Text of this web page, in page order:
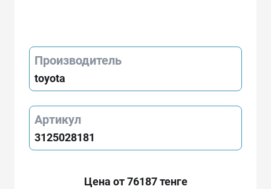
Производитель
toyota
Артикул
3125028181
Цена от 76187 тенге